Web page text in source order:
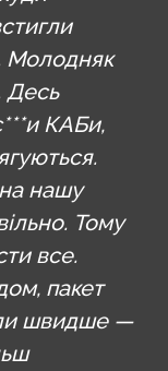
Молодняк
Десь
КАБи,
нашу
Тому
все.
пакет
швидше —